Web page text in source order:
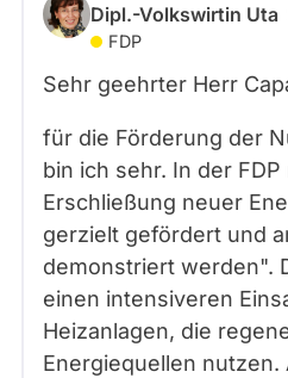
Dipl.-Volkswirtin Uta
FDP
Sehr geehrter Herr
für die Förderung der
bin ich sehr. In der
Erschließung neuer
gerzielt gefördert und
demonstriert werden".
einen intensiveren
Heizanlagen, die
Energiequellen